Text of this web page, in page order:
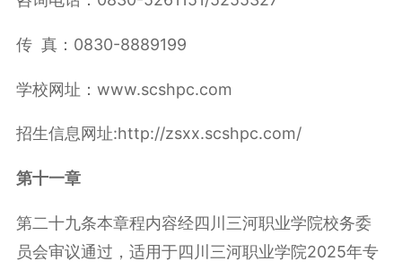
传 真：0830-8889199
学校网址：www.scshpc.com
招生信息网址:http://zsxx.scshpc.com/
第十一章
第二十九条本章程内容经四川三河职业学院校务委
员会审议通过，适用于四川三河职业学院2025年专